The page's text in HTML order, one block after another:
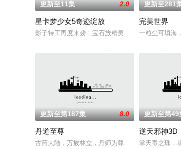
更新至11集 2.0
星卡梦少女5奇迹绽放
影子特工再度来袭！宝石族精灵竟然成了关键所在
更新至281
完美世界
一粒尘可填海
更新至第187集 8.0
丹道至尊
古药大陆，万族林立，丹师为尊，阴阳丹神苏北皇
更新至第49
逆天邪神3D
掌天毒之珠，